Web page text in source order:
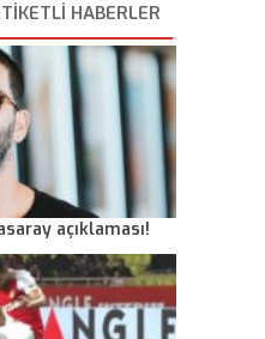
HABERLER
açıklaması!